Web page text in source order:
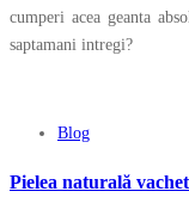
cumperi acea geanta
saptamani intregi?
Blog
Pielea naturală